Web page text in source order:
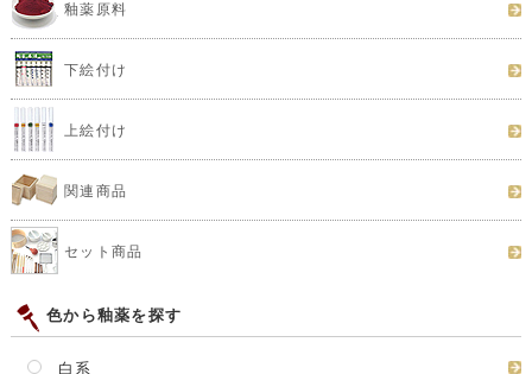
釉薬原料
下絵付け
上絵付け
関連商品
セット商品
色から釉薬を探す
白系